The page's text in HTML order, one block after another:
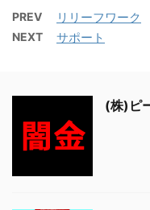
PREV リリーフワーク
NEXT サポート
(株)ピ